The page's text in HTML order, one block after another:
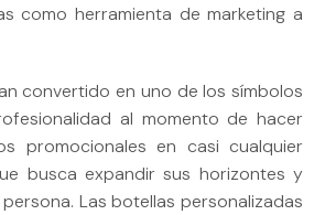
como herramienta de marketing a
convertido en uno de los símbolos
al momento de hacer
promocionales en casi cualquier
busca expandir sus horizontes y
Las botellas personalizadas